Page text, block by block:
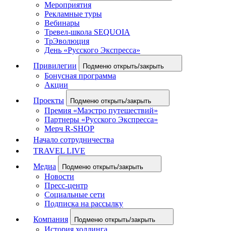
Мероприятия
Рекламные туры
Вебинары
Тревел-школа SEQUOIA
ТрЭволюция
День «Русского Экспресса»
Привилегии
Подменю открыть/закрыть
Бонусная программа
Акции
Проекты
Подменю открыть/закрыть
Премия «Маэстро путешествий»
Партнеры «Русского Экспресса»
Мерч R-SHOP
Начало сотрудничества
TRAVEL LIVE
Медиа
Подменю открыть/закрыть
Новости
Пресс-центр
Социальные сети
Подписка на рассылку
Компания
Подменю открыть/закрыть
История холдинга